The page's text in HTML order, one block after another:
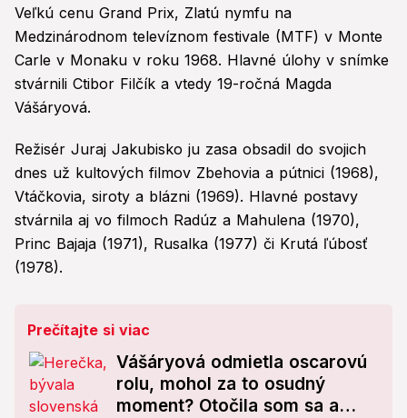
Veľkú cenu Grand Prix, Zlatú nymfu na
Medzinárodnom televíznom festivale (MTF) v Monte
Carle v Monaku v roku 1968. Hlavné úlohy v snímke
stvárnili Ctibor Filčík a vtedy 19-ročná Magda
Vášáryová.
Režisér Juraj Jakubisko ju zasa obsadil do svojich
dnes už kultových filmov Zbehovia a pútnici (1968),
Vtáčkovia, siroty a blázni (1969). Hlavné postavy
stvárnila aj vo filmoch Radúz a Mahulena (1970),
Princ Bajaja (1971), Rusalka (1977) či Krutá ľúbosť
(1978).
Prečítajte si viac
Vášáryová odmietla oscarovú
rolu, mohol za to osudný
moment? Otočila som sa a